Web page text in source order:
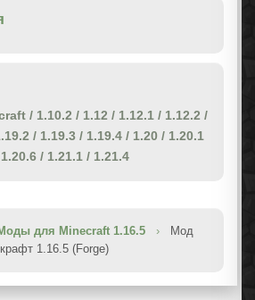
/ 1.10.2 / 1.12 / 1.12.1 / 1.12.2 /
/ 1.19.3 / 1.19.4 / 1.20 / 1.20.1
1.20.6 / 1.21.1 / 1.21.4
для Minecraft 1.16.5 ›
Мод
1.16.5 (Forge)